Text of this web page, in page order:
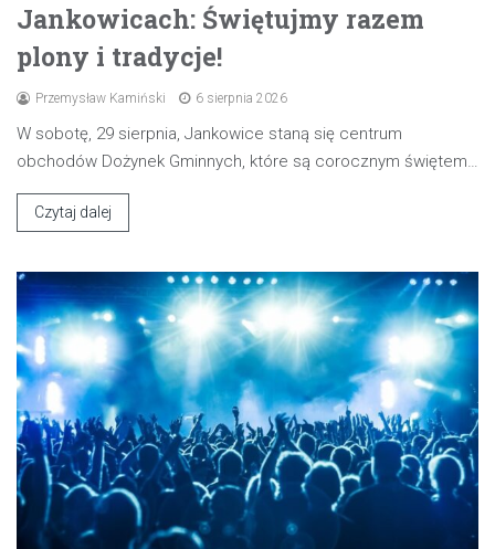
Jankowicach: Świętujmy razem
plony i tradycje!
Przemysław Kamiński 6 sierpnia 2026
W sobotę, 29 sierpnia, Jankowice staną się centrum
obchodów Dożynek Gminnych, które są corocznym świętem…
Czytaj dalej